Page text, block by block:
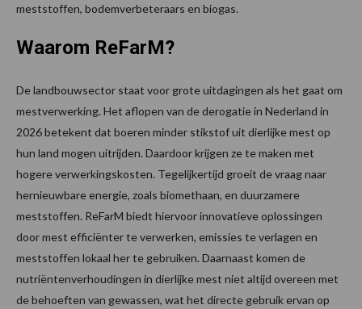
meststoffen, bodemverbeteraars en biogas.
Waarom ReFarM?
De landbouwsector staat voor grote uitdagingen als het gaat om
mestverwerking. Het aflopen van de derogatie in Nederland in
2026 betekent dat boeren minder stikstof uit dierlijke mest op
hun land mogen uitrijden. Daardoor krijgen ze te maken met
hogere verwerkingskosten. Tegelijkertijd groeit de vraag naar
hernieuwbare energie, zoals biomethaan, en duurzamere
meststoffen. ReFarM biedt hiervoor innovatieve oplossingen
door mest efficiënter te verwerken, emissies te verlagen en
meststoffen lokaal her te gebruiken. Daarnaast komen de
nutriëntenverhoudingen in dierlijke mest niet altijd overeen met
de behoeften van gewassen, wat het directe gebruik ervan op